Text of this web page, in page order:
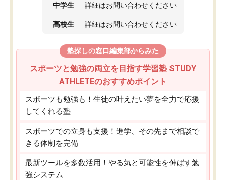
中学生 詳細はお問い合わせください
高校生 詳細はお問い合わせください
塾探しの窓口編集部からみた
スポーツと勉強の両立を目指す学習塾 STUDY
ATHLETEのおすすめポイント
スポーツも勉強も！生徒の叶えたい夢を全力で応援
してくれる塾
スポーツでの立身も支援！進学、その先まで相談で
きる体制を完備
最新ツールを多数活用！やる気と可能性を伸ばす勉
強システム